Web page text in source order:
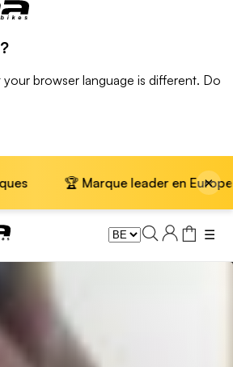
browser language is different. Do
🏆 Marque leader en Europe · 📦×
☰